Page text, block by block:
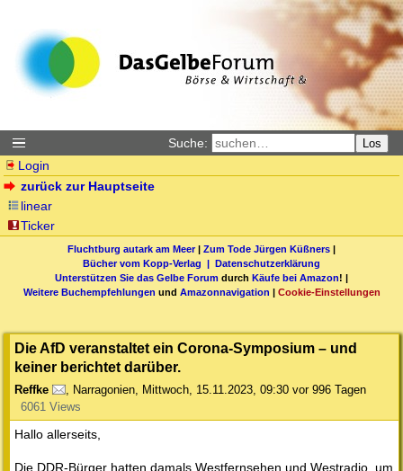
Suche: Los
Login
zurück zur Hauptseite
linear
Ticker
Fluchtburg autark am Meer| Zum Tode Jürgen Küßners |
Bücher vom Kopp-Verlag | Datenschutzerklärung
Unterstützen Sie das Gelbe Forum durch Käufe bei Amazon! |
Weitere Buchempfehlungen und Amazonnavigation | Cookie-Einstellungen
Die AfD veranstaltet ein Corona-Symposium – und
keiner berichtet darüber.
Reffke , Narragonien, Mittwoch, 15.11.2023, 09:30 vor 996 Tagen
6061 Views
Hallo allerseits,
Die DDR-Bürger hatten damals Westfernsehen und Westradio, um